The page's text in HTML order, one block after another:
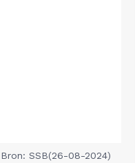
Bron: SSB(26-08-2024)